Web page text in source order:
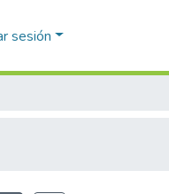
sesión